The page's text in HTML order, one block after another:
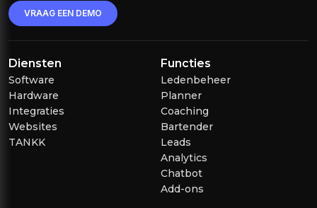
VRAAG EEN DEMO
Diensten
Software
Hardware
Integraties
Websites
TANKK
Functies
Ledenbeheer
Planner
Coaching
Bartender
Leads
Analytics
Chatbot
Add-ons